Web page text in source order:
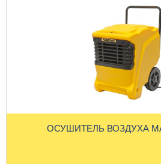
ОСУШИТЕЛЬ ВОЗДУХА